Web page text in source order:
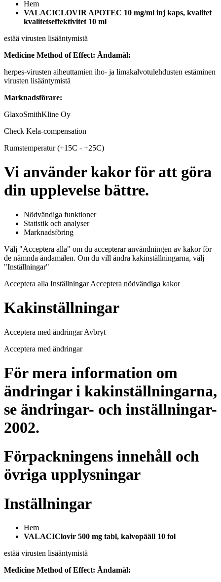
Hem
VALACICLOVIR APOTEC 10 mg/ml inj kaps, kvalitet
kvalitetseffektivitet 10 ml
estää virusten lisääntymistä
Medicine Method of Effect: Ändamål:
herpes-virusten aiheuttamien iho- ja limakalvotulehdusten estäminen
virusten lisääntymistä
Marknadsförare:
GlaxoSmithKline Oy
Check Kela-compensation
Rumstemperatur (+15C - +25C)
Vi använder kakor för att göra
din upplevelse bättre.
Nödvändiga funktioner
Statistik och analyser
Marknadsföring
Välj "Acceptera alla" om du accepterar användningen av kakor för
de nämnda ändamålen. Om du vill ändra kakinställningarna, välj
"Inställningar"
Acceptera alla Inställningar Acceptera nödvändiga kakor
Kakinställningar
Acceptera med ändringar Avbryt
Acceptera med ändringar
För mera information om
ändringar i kakinställningarna,
se ändringar- och inställningar-
2002.
Förpackningens innehåll och
övriga upplysningar
Inställningar
Hem
VALACIClovir 500 mg tabl, kalvopääll 10 fol
estää virusten lisääntymistä
Medicine Method of Effect: Ändamål: